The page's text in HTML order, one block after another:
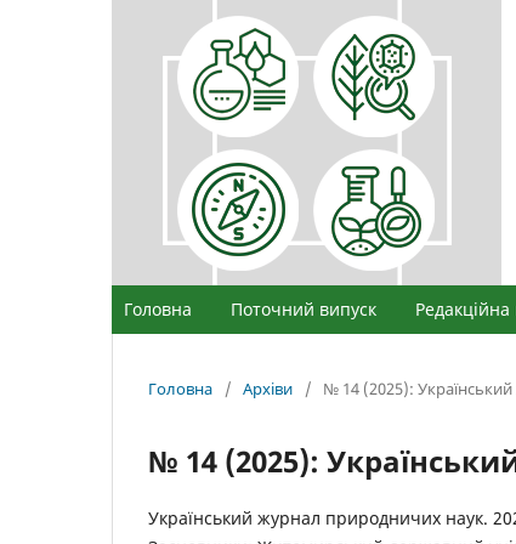
Головна Поточний випуск Редакційна
Головна / Архіви / № 14 (2025):
№ 14 (2025):
Український журнал природничих наук.